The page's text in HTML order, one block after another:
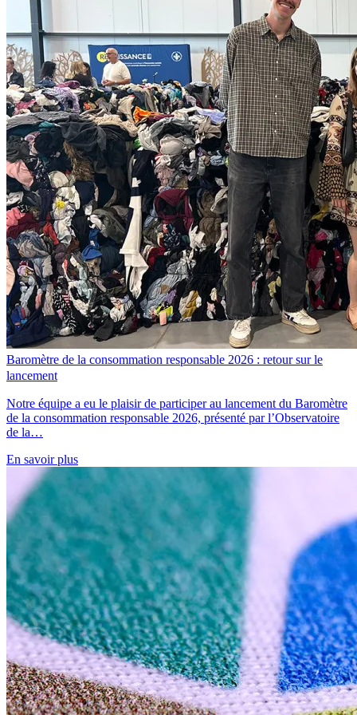
Baromètre de la consommation responsable 2026 : retour sur le
lancement
Notre équipe a eu le plaisir de participer au lancement du Baromètre
de la consommation responsable 2026, présenté par l’Observatoire
de la…
En savoir plus